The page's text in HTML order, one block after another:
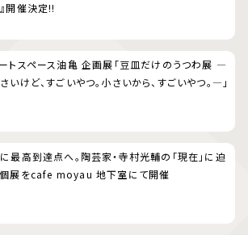
開催決定!!
トスペース油亀 企画展「豆皿だけのうつわ展 ―
いけど、すごいやつ。小さいから、すごいやつ。―」
最高到達点へ。陶芸家・寺村光輔の「現在」に迫
展をcafe moyau 地下室にて開催